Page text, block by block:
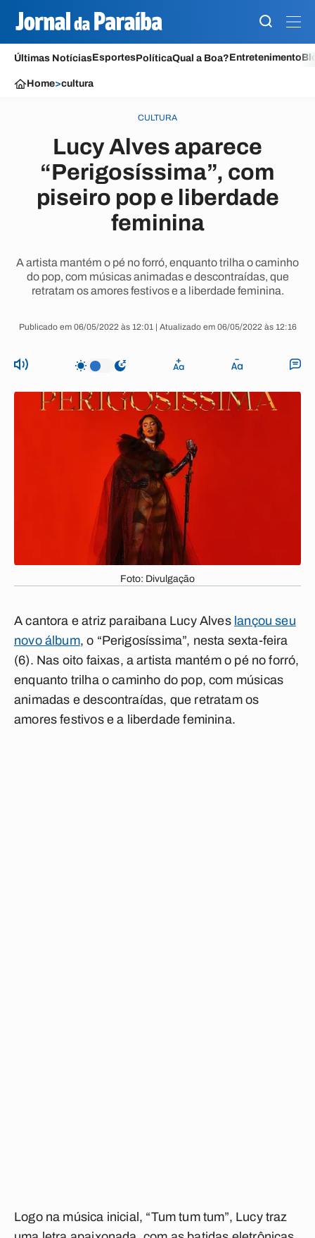
Últimas NotíciasEsportesPolíticaQual a Boa?Entretenimento
Home>cultura
CULTURA
Lucy Alves aparece
“Perigosíssima”, com
piseiro pop e liberdade
feminina
A artista mantém o pé no forró, enquanto trilha o caminho
do pop, com músicas animadas e descontraídas, que
retratam os amores festivos e a liberdade feminina.
Publicado em 06/05/2022 às 12:01 | Atualizado em 06/05/2022 às 12:16
Foto: Divulgação
A cantora e atriz paraibana Lucy Alves lançou seu
novo álbum, o “Perigosíssima”, nesta sexta-feira
(6). Nas oito faixas, a artista mantém o pé no forró,
enquanto trilha o caminho do pop, com músicas
animadas e descontraídas, que retratam os
amores festivos e a liberdade feminina.
Logo na música inicial, “Tum tum tum”, Lucy traz